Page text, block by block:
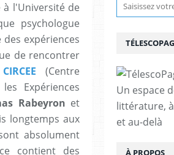
l'Université de
psychologue
expériences
de rencontrer
CIRCEE (Centre
Expériences
Rabeyron et
longtemps aux
absolument
contient des
Un espace
littérature,
et au-delà
À PROPOS